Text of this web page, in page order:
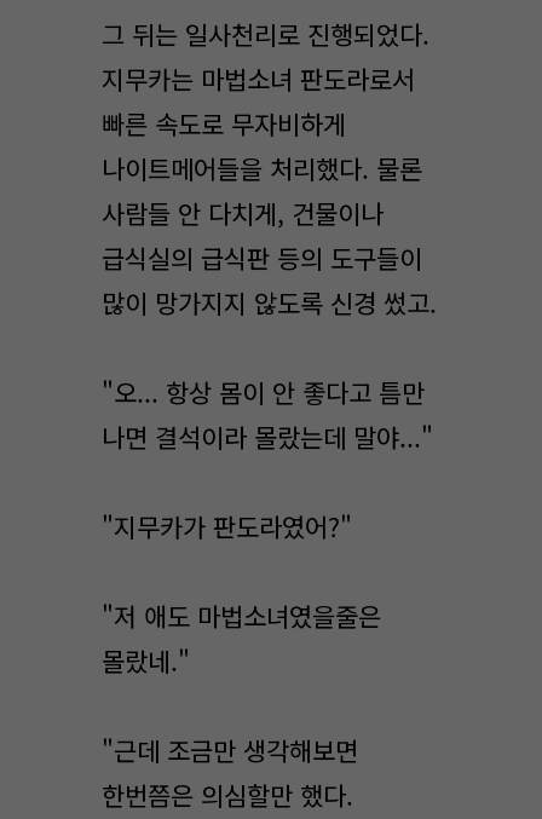
그 뒤는 일사천리로 진행되었다.
지무카는 마법소녀 판도라로서
빠른 속도로 무자비하게
나이트메어들을 처리했다. 물론
사람들 안 다치게, 건물이나
급식실의 급식판 등의 도구들이
많이 망가지지 않도록 신경 썼고.
"오... 항상 몸이 안 좋다고 틈만
나면 결석이라 몰랐는데 말야..."
"지무카가 판도라였어?"
"저 애도 마법소녀였을줄은
몰랐네."
"근데 조금만 생각해보면
한번쯤은 의심할만 했다.